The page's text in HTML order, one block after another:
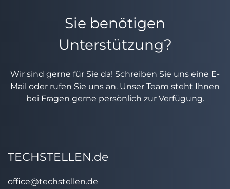
Sie benötigen
Unterstützung?
Wir sind gerne für Sie da! Schreiben Sie uns eine E-
Mail oder rufen Sie uns an. Unser Team steht Ihnen
bei Fragen gerne persönlich zur Verfügung.
TECHSTELLEN.de
office@techstellen.de